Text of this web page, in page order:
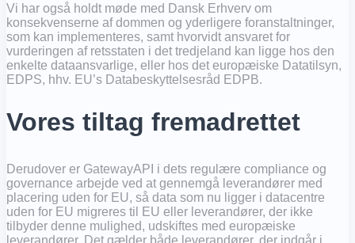
Vi har også holdt møde med Dansk Erhverv om
konsekvenserne af dommen og yderligere foranstaltninger,
som kan implementeres, samt hvorvidt ansvaret for
vurderingen af retsstaten i det tredjeland kan ligge hos den
enkelte dataansvarlige, eller hos det europæiske Datatilsyn,
EDPS, hhv. EU’s Databeskyttelsesråd EDPB.
Vores tiltag fremadrettet
Derudover er GatewayAPI i dets regulære compliance og
governance arbejde ved at gennemgå leverandører med
placering uden for EU, så data som nu ligger i datacentre
uden for EU migreres til EU eller leverandører, der ikke
tilbyder denne mulighed, udskiftes med europæiske
leverandører. Det gælder både leverandører, der indgår i